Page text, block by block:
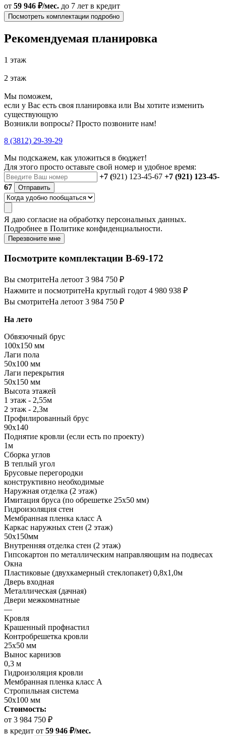
от 59 946 ₽/мес. до 7 лет в кредит
Посмотреть комплектации подробно
Рекомендуемая планировка
1 этаж
2 этаж
Мы поможем,
если у Вас есть своя планировка или Вы хотите изменить
существующую
Возникли вопросы? Просто позвоните нам!
8 (3812) 29-39-29
Мы подскажем, как уложиться в бюджет!
Для этого просто оставьте свой номер и удобное время:
+7 (921) 123-45-67 +7 (921) 123-45-
67
Отправить
Я даю согласие на обработку персональных данных.
Подробнее в Политике конфиденциальности.
Перезвоните мне
Посмотрите комплектации В-69-172
Вы смотритеНа летоот 3 984 750 ₽
Нажмите и посмотритеНа круглый годот 4 980 938 ₽
Вы смотритеНа летоот 3 984 750 ₽
На лето
Обвязочный брус
100х150 мм
Лаги пола
50х100 мм
Лаги перекрытия
50х150 мм
Высота этажей
1 этаж - 2,55м
2 этаж - 2,3м
Профилированный брус
90х140
Поднятие кровли (если есть по проекту)
1м
Сборка углов
В теплый угол
Брусовые перегородки
конструктивно необходимые
Наружная отделка (2 этаж)
Имитация бруса (по обрешетке 25х50 мм)
Гидроизоляция стен
Мембранная пленка класс А
Каркас наружных стен (2 этаж)
50х150мм
Внутренняя отделка стен (2 этаж)
Гипсокартон по металлическим направляющим на подвесах
Окна
Пластиковые (двухкамерный стеклопакет) 0,8х1,0м
Дверь входная
Металлическая (дачная)
Двери межкомнатные
—
Кровля
Крашенный профнастил
Контробрешетка кровли
25х50 мм
Вынос карнизов
0,3 м
Гидроизоляция кровли
Мембранная пленка класс А
Стропильная система
50х100 мм
Стоимость:
от 3 984 750 ₽
в кредит от 59 946 ₽/мес.